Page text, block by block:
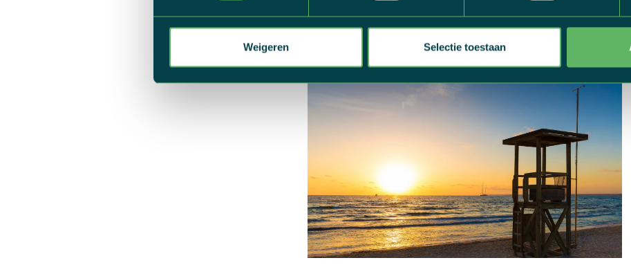
Weigeren Selectie toestaan
meereist. Raadpleeghieralle afreisdata van onze fietsvakanties naar het
cycling with a smile!